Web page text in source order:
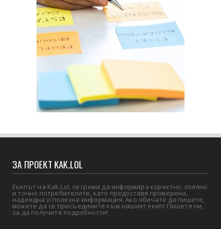
ЗА ПРОЕКТ KAK.LOL
Екипът на Kak.LoL се грижи да информира коректно, лоялно
и точно потребителите, като предоставя проверена,
надеждна и полезна информация. Ако обичате да пишете,
можете да се присъедините към нашият екип! Пишете ни,
за да получите подробности!